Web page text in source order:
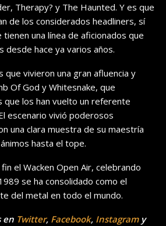
Therapy? y The Haunted. Y es que
de los considerados headliners, sí
una línea de aficionados que
desde hace ya varios años.
que vivieron una gran afluencia y
Of God y Whitesnake, que
que los han vuelto un referente
escenario vivió poderosos
una clara muestra de su maestría
hasta el tope.
el Wacken Open Air, celebrando
se ha consolidado como el
del metal en todo el mundo.
en Twitter, Facebook, Instagramy